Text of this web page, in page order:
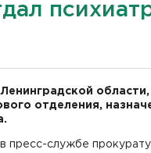
области,
отделения,
пресс-службе